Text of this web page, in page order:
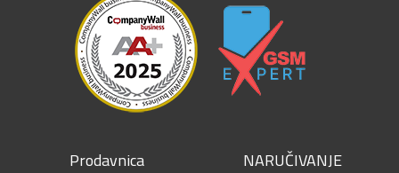
Prodavnica NARUČIVANJE